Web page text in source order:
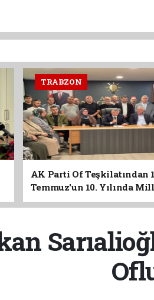
TRABZON
AK Parti Of Teşkilatından
Temmuz'un 10. Yılında
Birlik Vurgusu